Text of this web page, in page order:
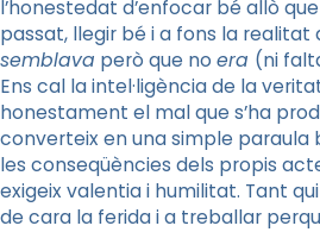
l’honestedat d’enfocar bé allò
passat, llegir bé i a fons la realitat
semblava però que no era (ni
Ens cal la intel·ligència de la
honestament el mal que s’ha
converteix en una simple
les conseqüències dels propis
exigeix valentia i humilitat. Tant
de cara la ferida i a treballar